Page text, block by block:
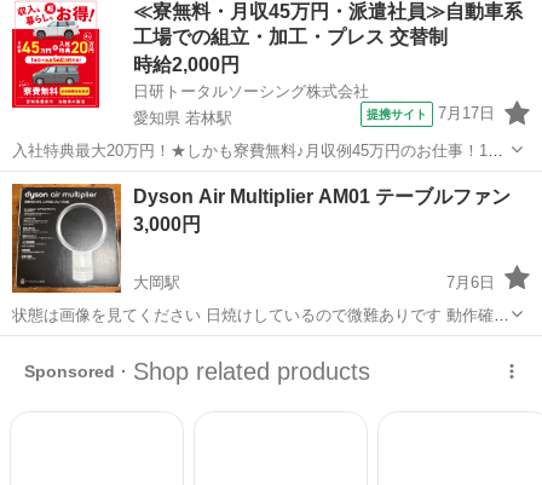
ていただきます！ 商品説明 未使用長期保管品です。 動作確認済み 管
理番号 M7...
≪寮無料・月収45万円・派遣社員≫自動車系
工場での組立・加工・プレス 交替制
時給2,000円
日研トータルソーシング株式会社
愛知県 若林駅
提携サイト 7月17日
入社特典最大20万円！★しかも寮費無料♪月収例45万円のお仕事！1年
目で年収560万円も可能！あなたの手で自動車をつくりませんか？ お
仕事について トヨタ車体各工場でのミニバン・SUV新車製造に関わる
諸作業。 【プレス】巨...
愛知 豊田市
Dyson Air Multiplier AM01 テーブルファン
3,000円
大岡駅
7月6日
状態は画像を見てください 日焼けしているので微難ありです 動作確認
済み